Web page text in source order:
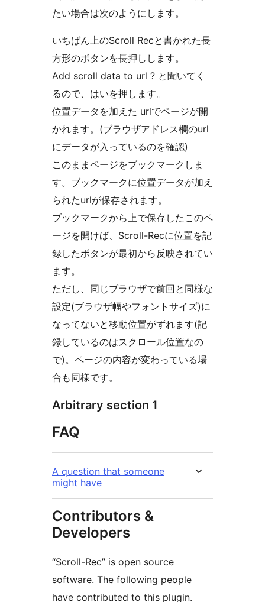
たい場合は次のようにします。
いちばん上のScroll Recと書かれた長
方形のボタンを長押しします。
Add scroll data to url ? と聞いてく
るので、はいを押します。
位置データを加えた urlでページが開
かれます。(ブラウザアドレス欄のurl
にデータが入っているのを確認)
このままページをブックマークしま
す。ブックマークに位置データが加え
られたurlが保存されます。
ブックマークから上で保存したこのペ
ージを開けば、Scroll-Recに位置を記
録したボタンが最初から反映されてい
ます。
ただし、同じブラウザで前回と同様な
設定(ブラウザ幅やフォントサイズ)に
なってないと移動位置がずれます(記
録しているのはスクロール位置なの
で)。ページの内容が変わっている場
合も同様です。
Arbitrary section 1
FAQ
A question that someone
might have
Contributors &
Developers
“Scroll-Rec” is open source
software. The following people
have contributed to this plugin.